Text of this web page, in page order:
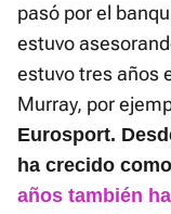
pasó por el
estuvo
estuvo tres años
Murray, por
Eurosport.
ha crecido
años también